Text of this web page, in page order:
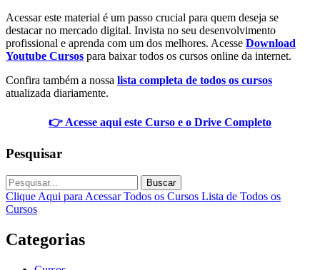
Acessar este material é um passo crucial para quem deseja se
destacar no mercado digital. Invista no seu desenvolvimento
profissional e aprenda com um dos melhores. Acesse Download
Youtube Cursos para baixar todos os cursos online da internet.
Confira também a nossa lista completa de todos os cursos
atualizada diariamente.
👉 Acesse aqui este Curso e o Drive Completo
Pesquisar
Buscar
Clique Aqui para Acessar Todos os Cursos Lista de Todos os
Cursos
Categorias